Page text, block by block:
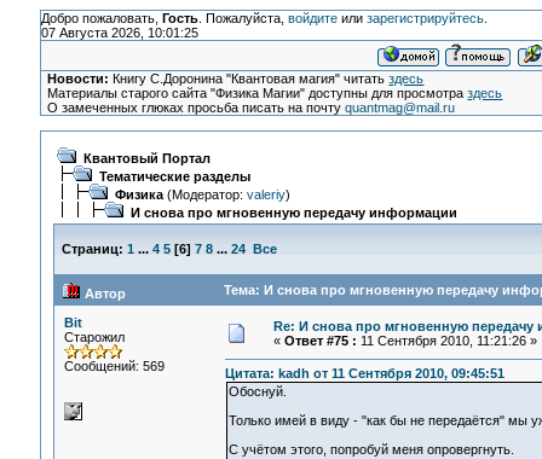
Добро пожаловать, Гость. Пожалуйста, войдитеили зарегистрируйтесь.
07 Августа 2026, 10:01:25
Новости: Книгу С.Доронина "Квантовая магия" читатьздесь
Материалы старого сайта "Физика Магии" доступны для просмотраздесь
О замеченных глюках просьба писать на почтуquantmag@mail.ru
Квантовый Портал
Тематические разделы
Физика(Модератор: valeriy)
И снова про мгновенную передачу информации
Страниц: 1 ... 4 5[6] 7 8 ... 24 Все
Автор Тема: И снова про мгновенную передачу
Bit
Старожил
Сообщений: 569
Re: И снова про мгновенную
« Ответ #75 : 11 Сентября 2010, 11:21:26 »
Цитата: kadh от 11 Сентября 2010, 09:45:51
Обоснуй.
Только имей в виду - "как бы не передаётся" мы
С учётом этого, попробуй меня опровергнуть.